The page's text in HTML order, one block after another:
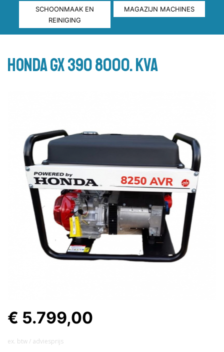
SCHOONMAAK EN
REINIGING
MAGAZIJN MACHINES
Honda GX 390 8000. KVA
€ 5.799,00
ex. btw / adviesprijs